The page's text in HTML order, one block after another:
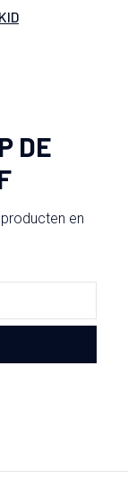
DE
en